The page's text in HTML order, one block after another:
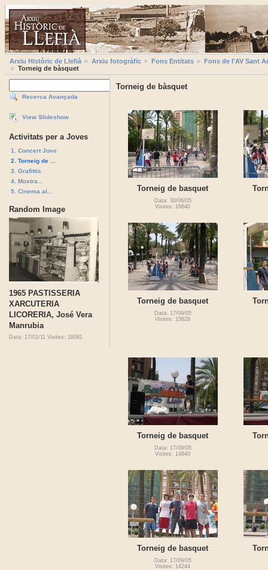
Arxiu Històric de Llefià Arxiu fotogràfic Fons Entitats
Fons de l'AV Sant
Torneig de bàsquet
Recerca Avançada
View Slideshow
Activitats per a Joves
1. Concert Jove
2. Torneig de ...
3. Grafittis
4. Mostra...
5. Cinema al...
Random Image
1965 PASTISSERIA
XARCUTERIA
LICORERIA, José Vera
Manrubia
Data: 17/01/11 Visites: 18081
Torneig de bàsquet
Torneig de basquet
Data: 30/06/05
Visites: 16840
Torneig de basquet
Data: 17/09/05
Visites: 15628
Torneig de basquet
Data: 17/09/05
Visites: 14840
Torneig de basquet
Data: 17/09/05
Visites: 14244